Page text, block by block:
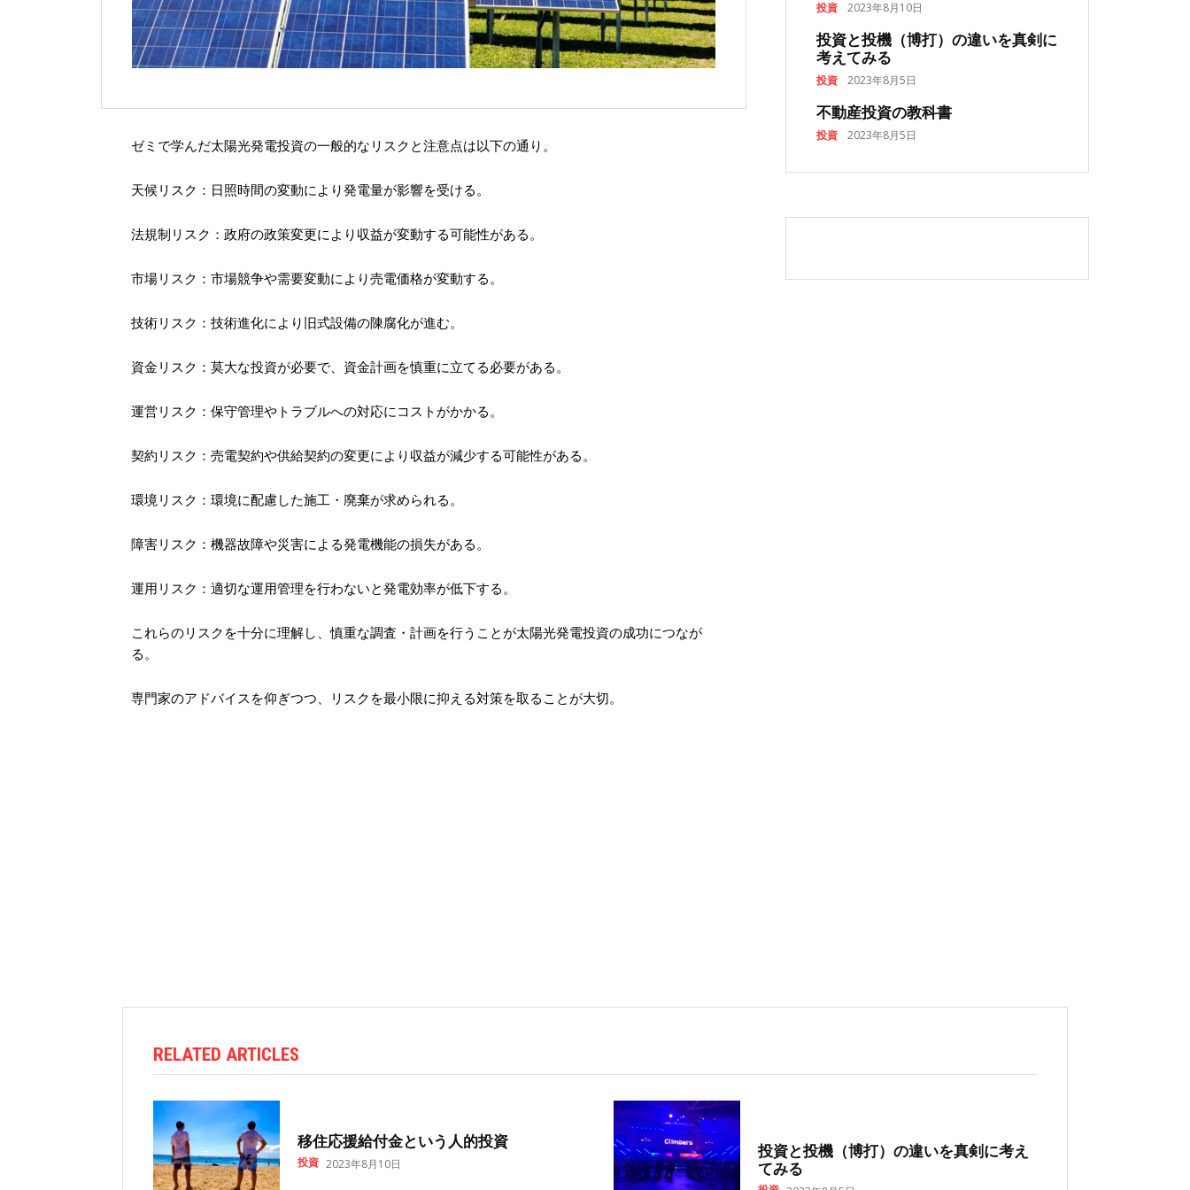
ゼミで学んだ太陽光発電投資の一般的なリスクと注意点は以下の通り。
天候リスク：日照時間の変動により発電量が影響を受ける。
法規制リスク：政府の政策変更により収益が変動する可能性がある。
市場リスク：市場競争や需要変動により売電価格が変動する。
技術リスク：技術進化により旧式設備の陳腐化が進む。
資金リスク：莫大な投資が必要で、資金計画を慎重に立てる必要がある。
運営リスク：保守管理やトラブルへの対応にコストがかかる。
契約リスク：売電契約や供給契約の変更により収益が減少する可能性がある。
環境リスク：環境に配慮した施工・廃棄が求められる。
障害リスク：機器故障や災害による発電機能の損失がある。
運用リスク：適切な運用管理を行わないと発電効率が低下する。
これらのリスクを十分に理解し、慎重な調査・計画を行うことが太陽光発電投資の成功につなが
る。
専門家のアドバイスを仰ぎつつ、リスクを最小限に抑える対策を取ることが大切。
投資 2023年8月10日
投資と投機（博打）の違いを真剣に
考えてみる
投資 2023年8月5日
不動産投資の教科書
投資 2023年8月5日
RELATED ARTICLES
移住応援給付金という人的投資
投資 2023年8月10日
投資と投機（博打）の違いを真剣に考え
てみる